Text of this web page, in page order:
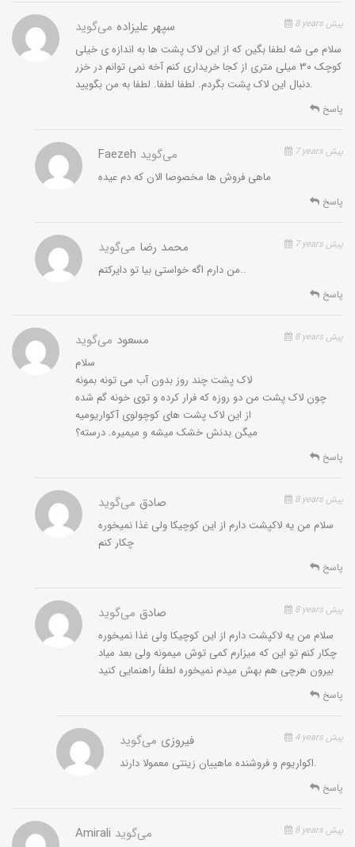
سپهر علیزاده می‌گوید 8 years پیش
سلام می شه لطفا بگین که از این لاک پشت ها به اندازه ی خیلی
کوچک ۳۰ میلی متری از کجا خریداری کنم آخه نمی توانم در خزر
دنبال این لاک پشت بگردم. لطفا لطفا. لطفا به من بگویید.
پاسخ
Faezeh می‌گوید 7 years پیش
ماهی فروش ها مخصوصا الان که دم عیده
پاسخ
محمد رضا می‌گوید 7 years پیش
من دارم اگه خواستی بیا تو دایرکتم..
پاسخ
مسعود می‌گوید 8 years پیش
سلام
لاک پشت چند روز بدون آب می تونه بمونه
چون لاک پشت من دو روزه که فرار کرده و توی خونه گم شده
از این لاک پشت های کوچولوی آکواریومیه
میگن بدنش خشک میشه و میمیره. درسته؟
پاسخ
صادق می‌گوید 8 years پیش
سلام من یه لاکپشت دارم از این کوچیکا ولی غذا نمیخوره
چکار کنم
پاسخ
صادق می‌گوید 8 years پیش
سلام من یه لاکپشت دارم از این کوچیکا ولی غذا نمیخوره
چکار کنم تو این که میزارم کمی توش میمونه ولی بعد میاد
بیرون هرچی هم بهش میدم نمیخوره لطفاً راهنمایی کنید
پاسخ
فیروزی می‌گوید 4 years پیش
اکواریوم و فروشنده ماهییان زینتی معمولا دارند.
پاسخ
Amirali می‌گوید 8 years پیش